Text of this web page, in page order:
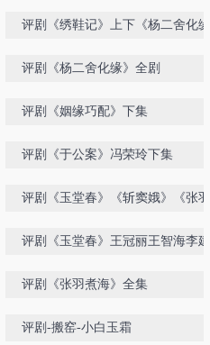
评剧《绣鞋记》上下《杨二舍化缘
评剧《杨二舍化缘》全剧
评剧《姻缘巧配》下集
评剧《于公案》冯荣玲下集
评剧《玉堂春》《斩窦娥》《张羽
评剧《玉堂春》王冠丽王智海李建
评剧《张羽煮海》全集
评剧-搬窑-小白玉霜